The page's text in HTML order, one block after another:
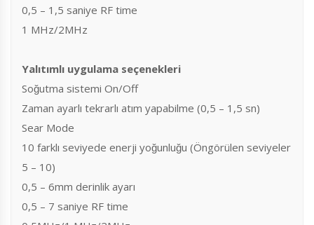
0,5 – 1,5 saniye RF time
1 MHz/2MHz
Yalıtımlı uygulama seçenekleri
Soğutma sistemi On/Off
Zaman ayarlı tekrarlı atım yapabilme (0,5 – 1,5 sn)
Sear Mode
10 farklı seviyede enerji yoğunluğu (Öngörülen seviyeler
5 – 10)
0,5 – 6mm derinlik ayarı
0,5 – 7 saniye RF time